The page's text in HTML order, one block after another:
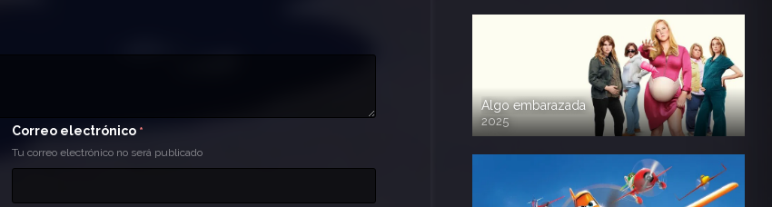
Correo electrónico *
Tu correo electrónico no será publicado
Algo embarazada
2025
720p HD